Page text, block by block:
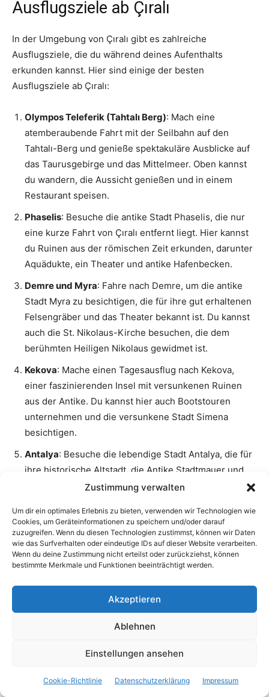
Zustimmung verwalten
Um dir ein optimales Erlebnis zu bieten, verwenden wir Technologien wie
Cookies, um Geräteinformationen zu speichern und/oder darauf
zuzugreifen. Wenn du diesen Technologien zustimmst, können wir Daten
wie das Surfverhalten oder eindeutige IDs auf dieser Website verarbeiten.
Wenn du deine Zustimmung nicht erteilst oder zurückziehst, können
bestimmte Merkmale und Funktionen beeinträchtigt werden.
Akzeptieren
Ablehnen
Einstellungen ansehen
Cookie-Richtlinie Datenschutzerklärung Impressum
Ausflugsziele ab Çıralı
In der Umgebung von Çıralı gibt es zahlreiche
Ausflugsziele, die du während deines Aufenthalts
erkunden kannst. Hier sind einige der besten
Ausflugsziele ab Çıralı:
Olympos Teleferik (Tahtalı Berg): Mach eine
atemberaubende Fahrt mit der Seilbahn auf den
Tahtalı-Berg und genieße spektakuläre Ausblicke auf
das Taurusgebirge und das Mittelmeer. Oben kannst
du wandern, die Aussicht genießen und in einem
Restaurant speisen.
Phaselis: Besuche die antike Stadt Phaselis, die nur
eine kurze Fahrt von Çıralı entfernt liegt. Hier kannst
du Ruinen aus der römischen Zeit erkunden, darunter
Aquädukte, ein Theater und antike Hafenbecken.
Demre und Myra: Fahre nach Demre, um die antike
Stadt Myra zu besichtigen, die für ihre gut erhaltenen
Felsengräber und das Theater bekannt ist. Du kannst
auch die St. Nikolaus-Kirche besuchen, die dem
berühmten Heiligen Nikolaus gewidmet ist.
Kekova: Mache einen Tagesausflug nach Kekova,
einer faszinierenden Insel mit versunkenen Ruinen
aus der Antike. Du kannst hier auch Bootstouren
unternehmen und die versunkene Stadt Simena
besichtigen.
Antalya: Besuche die lebendige Stadt Antalya, die für
ihre historische Altstadt, die Antike Stadtmauer und
zahlreiche Sehenswürdigkeiten bekannt ist. Hier
Restaurantmöglichkeiten.
Saklikent-Schlucht : Diese beeindruckende Schlucht
ist etwa 2 Stunden von Çıralı entfernt und bietet die
Möglichkeit zum Wandern und Erkunden der
natürlichen Umgebung.
: Erkunde den Chimera-Naturpark,
in dem sich der Yanartas-Flammenberg befindet. Hier
Gase in den Felsen erleben.
Ceneviz Koyu (Genueser Bucht)
: Diese abgelegene